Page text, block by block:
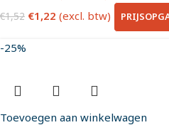
€1,52 €1,22 (excl. btw)
-25%
Toevoegen aan winkelwagen